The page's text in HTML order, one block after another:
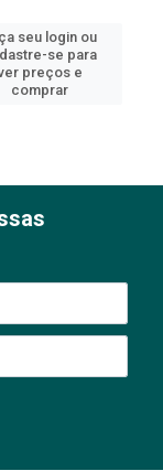
seu login ou
se para
preços e
comprar